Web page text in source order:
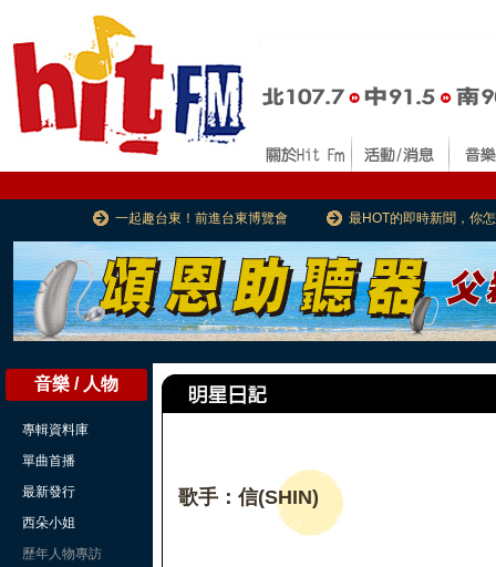
一起趣台東！前進台東博覽會 最HOT的即時新聞，你
音樂 / 人物
專輯資料庫
單曲首播
最新發行
西朵小姐
歷年人物專訪
歌手：信(SHIN)